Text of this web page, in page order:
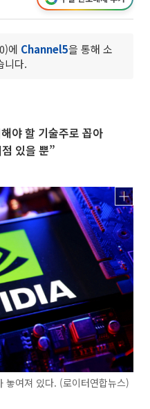
에 Channel5을 통해 소
니다.
야 할 기술주로 꼽아
있을 뿐”
여져 있다. (로이터연합뉴스)